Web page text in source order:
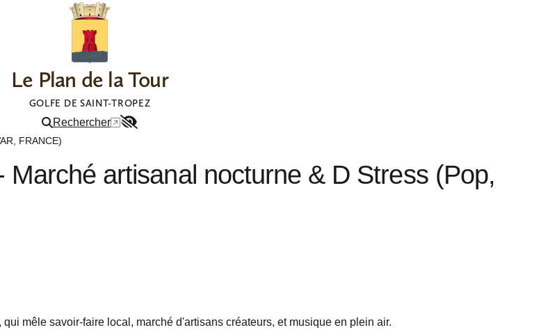
Le Plan de la Tour
GOLFE DE SAINT-TROPEZ
Menu
Rechercher
FRANCE)
artisanal nocturne & D Stress (Pop,
mêle savoir-faire local, marché d'artisans créateurs, et musique en plein air.